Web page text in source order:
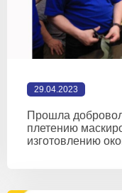
Прошла
плетению
изготовлению
29.04.2023